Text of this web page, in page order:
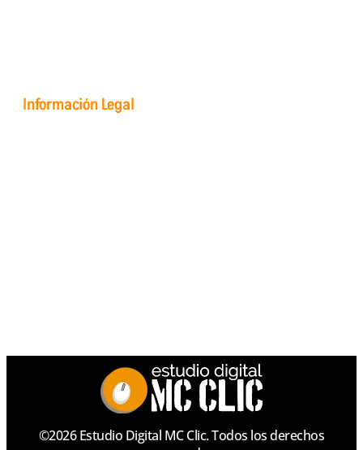
Información Legal
©2026 Estudio Digital MC Clic. Todos los derechos